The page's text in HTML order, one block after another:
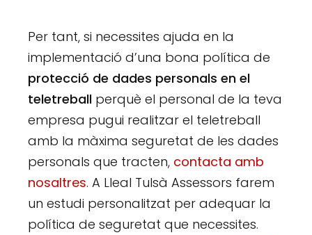
Per tant, si necessites ajuda en la
implementació d’una bona política de
protecció de dades personals en el
teletreball perquè el personal de la teva
empresa pugui realitzar el teletreball
amb la màxima seguretat de les dades
personals que tracten, contacta amb
nosaltres. A Lleal Tulsà Assessors farem
un estudi personalitzat per adequar la
política de seguretat que necessites.